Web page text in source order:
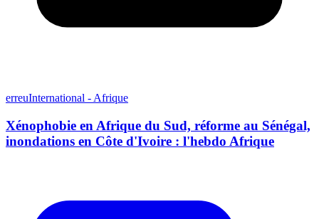
erreuInternational - Afrique
Xénophobie en Afrique du Sud, réforme au Sénégal,
inondations en Côte d'Ivoire : l'hebdo Afrique